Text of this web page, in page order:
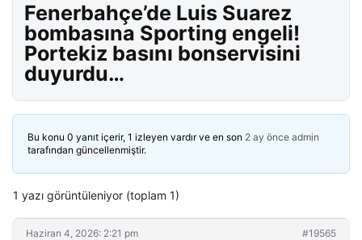
Fenerbahçe’de Luis Suarez
bombasına Sporting engeli!
Portekiz basını bonservisini
duyurdu…
Bu konu 0 yanıt içerir, 1 izleyen vardır ve en son 2 ay önce admin
tarafından güncellenmiştir.
1 yazı görüntüleniyor (toplam 1)
Haziran 4, 2026: 2:21 pm #19565